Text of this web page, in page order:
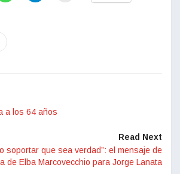
a los 64 años
Read Next
soportar que sea verdad”: el mensaje de
de Elba Marcovecchio para Jorge Lanata